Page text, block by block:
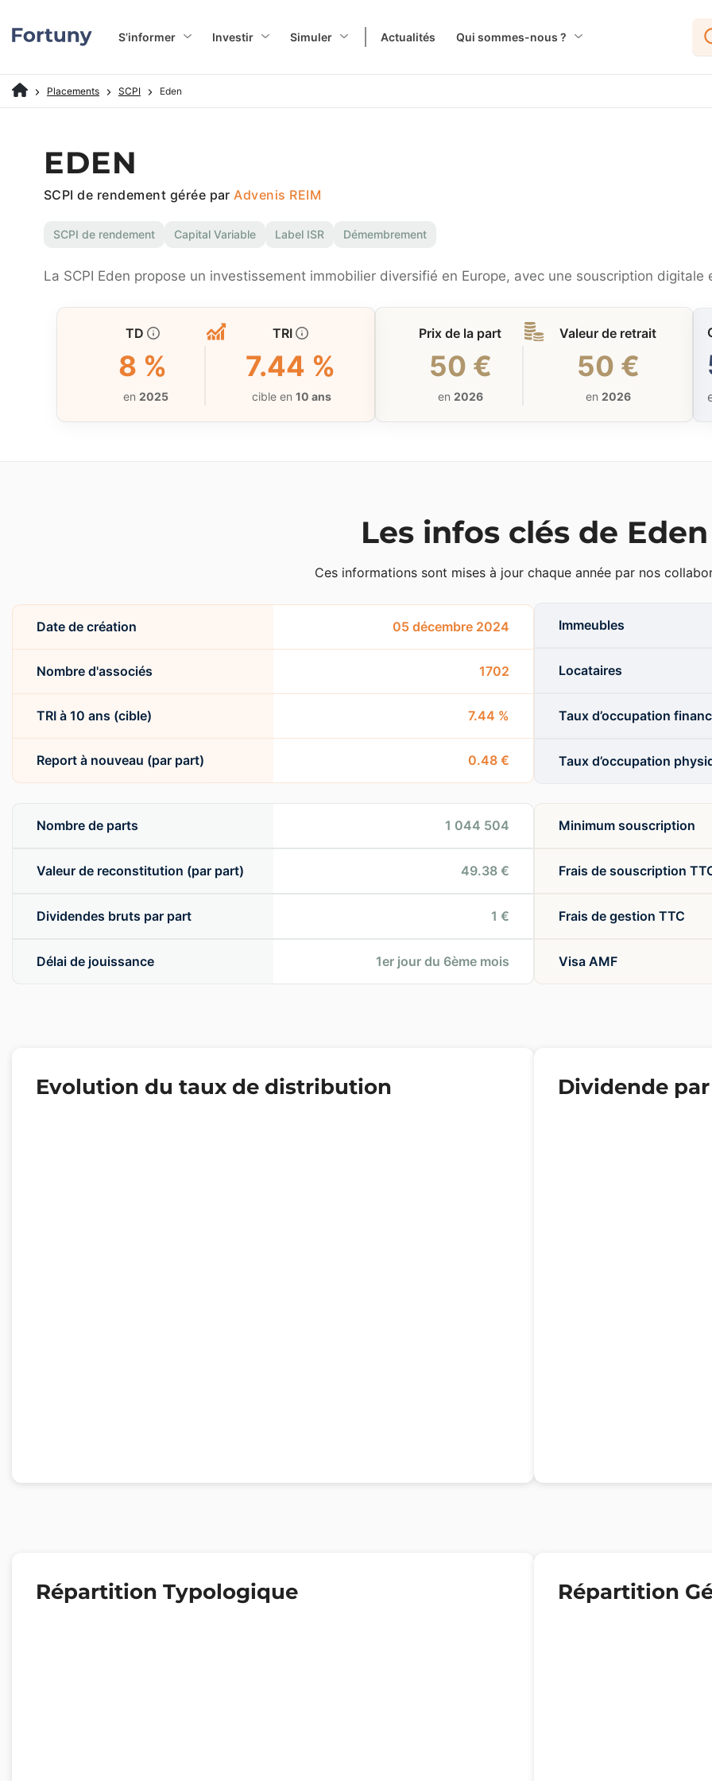
S’informer Investir Simuler Actualités Qui sommes-nous ?
Placements SCPI Eden
EDEN
SCPI de rendement gérée parAdvenis REIM
SCPI de rendement Capital Variable Label ISR Démembrement
La SCPI Eden propose un investissement immobilier diversifié en Europe, avec une souscription digitale
TD
8 %
en 2025
TRI
7.44 %
cible en 10 ans
Prix de la part
50 €
en 2026
Valeur de retrait
50 €
en 2026
Les infos clés de Eden
Ces informations sont mises à jour chaque année par nos
Date de création 05 décembre 2024
Nombre d'associés 1702
TRI à 10 ans (cible) 7.44 %
Report à nouveau (par part) 0.48 €
Immeubles
Locataires
Taux d’occupation
Taux d’occupation
Nombre de parts 1 044 504
Valeur de reconstitution (par part) 49.38 €
Dividendes bruts par part 1 €
Délai de jouissance 1er jour du 6ème mois
Minimum souscription
Frais de souscription
Frais de gestion TTC
Visa AMF
Evolution du taux de distribution Dividende
Répartition Typologique Répartition